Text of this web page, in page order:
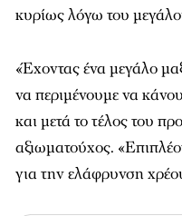
κυρίως λόγω του
«Έχοντας ένα μεγάλο
να περιμένουμε να
και μετά το τέλος του
αξιωματούχος.
για την ελάφρυνση